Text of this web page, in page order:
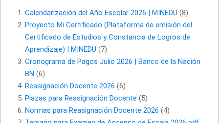
Calendarización del Año Escolar 2026 | MINEDU (8)
Proyecto Mi Certificado (Plataforma de emisión del
Certificado de Estudios y Constancia de Logros de
Aprendizaje) | MINEDU (7)
Cronograma de Pagos Julio 2026 | Banco de la Nación
BN (6)
Reasignación Docente 2026 (6)
Plazas para Reasignación Docente (5)
Normas para Reasignación Docente 2026 (4)